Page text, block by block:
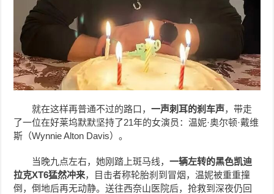
就在这样再普通不过的路口，一声刺耳的刹车声，带走
了一位在好莱坞默默坚持了21年的女演员：温妮·奥尔顿·戴维
斯（Wynnie Alton Davis）。
当晚九点左右，她刚踏上斑马线，一辆左转的黑色凯迪
拉克XT6猛然冲来，目击者称轮胎刹到冒烟，温妮被重重撞
倒，倒地后再无动静。送往西奈山医院后，抢救到深夜仍回